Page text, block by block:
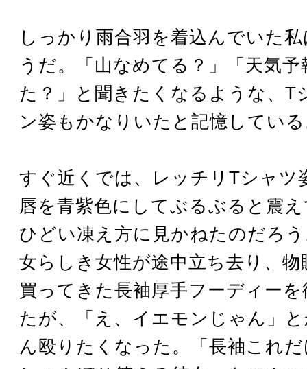
しっかり雨合羽を着込んでいた
うだ。「山なめてる？」「天気
た？」と聞きたくなるような、T
ン姿もかなりいたと記憶してい
すぐ近くでは、レッチリTシャツ
唇を青紫色にしてぶるぶると震
ひどい凍え方に見かねたのだろ
女らしき女性が途中立ち去り、
買ってきた長袖厚手フーディー
たが、「え、イエモンじゃん」
ん殴りたくなった。「長袖これ